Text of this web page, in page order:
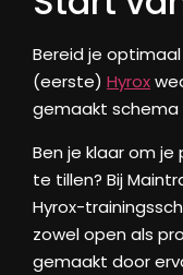
Bereid je
(eerste) Hyrox
gemaakt schema
Ben je klaar om
te tillen? Bij
Hyrox-
zowel open als
gemaakt door